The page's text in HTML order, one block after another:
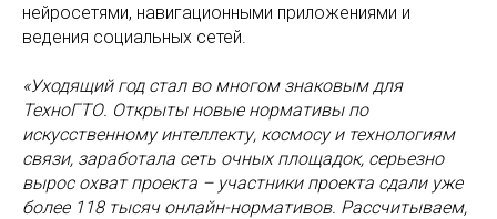
нейросетями, навигационными приложениями и
ведения социальных сетей.
«Уходящий год стал во многом знаковым для
ТехноГТО. Открыты новые нормативы по
искусственному интеллекту, космосу и технологиям
связи, заработала сеть очных площадок, серьезно
вырос охват проекта – участники проекта сдали уже
более 118 тысяч онлайн-нормативов. Рассчитываем,